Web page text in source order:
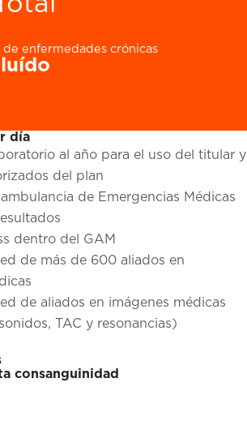
enfermedades crónicas
día
al año para el uso del titular y
del plan
de Emergencias Médicas
dentro del GAM
de más de 600 aliados en
de aliados en imágenes médicas
TAC y resonancias)
consanguinidad